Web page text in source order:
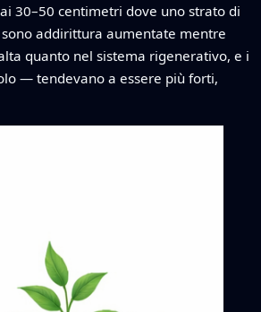
30–50 centimetri dove uno strato di
addirittura aumentate mentre
quanto nel sistema rigenerativo, e i
— tendevano a essere più forti,